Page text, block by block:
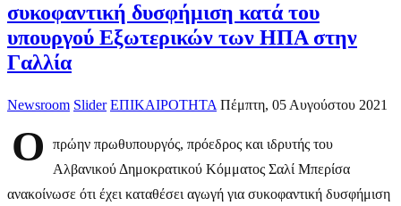
συκοφαντική δυσφήμιση κατά του
υπουργού Εξωτερικών των ΗΠΑ στην
Γαλλία
Newsroom Slider ΕΠΙΚΑΙΡΟΤΗΤΑ Πέμπτη, 05 Αυγούστου 2021
Ο
πρώην πρωθυπουργός, πρόεδρος και ιδρυτής του
Αλβανικού Δημοκρατικού Κόμματος Σαλί Μπερίσα
ανακοίνωσε ότι έχει καταθέσει αγωγή για συκοφαντική δυσφήμιση